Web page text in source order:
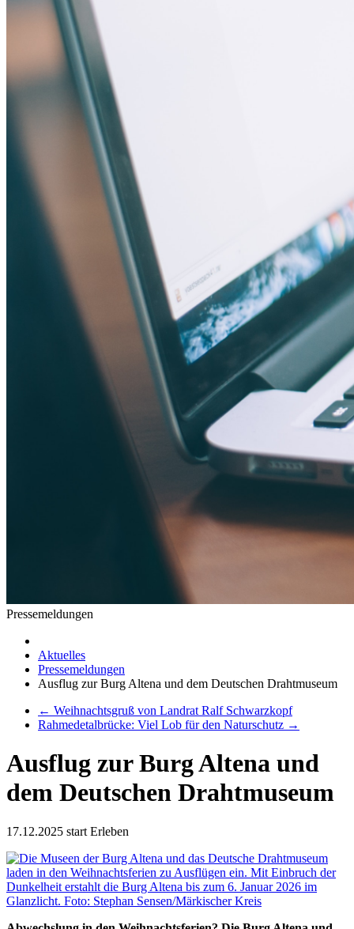
Pressemeldungen
Aktuelles
Pressemeldungen
Ausflug zur Burg Altena und dem Deutschen Drahtmuseum
← Weihnachtsgruß von Landrat Ralf Schwarzkopf
Rahmedetalbrücke: Viel Lob für den Naturschutz →
Ausflug zur Burg Altena und
dem Deutschen Drahtmuseum
17.12.2025 start Erleben